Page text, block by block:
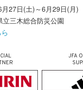
27日(土)～6月29日(月)
三木総合防災公園
JFA